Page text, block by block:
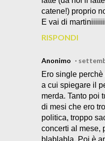
catene!) proprio
E vai di
RISPONDI
Anonimo
Ero single
a cui spiegare il
merda. Tanto poi
di mesi che ero
politica, troppo
concerti al mese,
blablabla. Poi è